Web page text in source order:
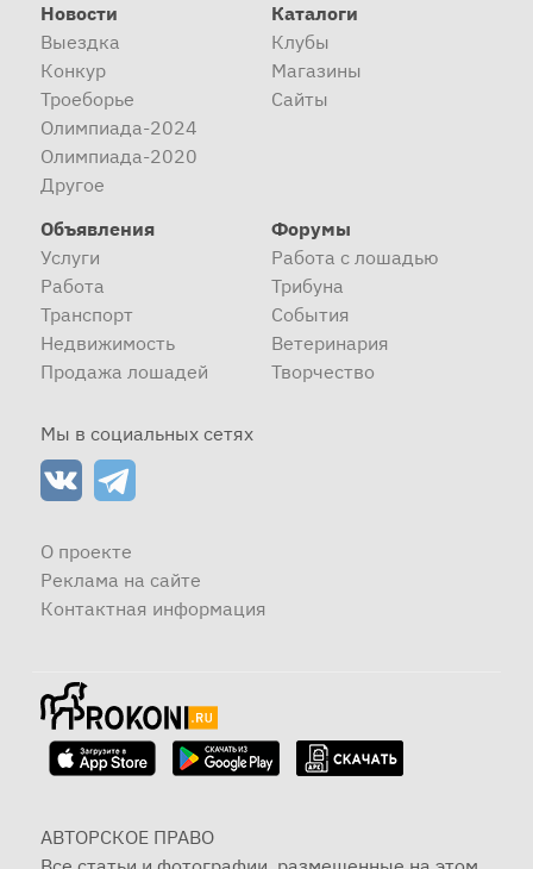
Новости
Выездка
Конкур
Троеборье
Олимпиада-2024
Олимпиада-2020
Другое
Каталоги
Клубы
Магазины
Сайты
Объявления
Услуги
Работа
Транспорт
Недвижимость
Продажа лошадей
Форумы
Работа с лошадью
Трибуна
События
Ветеринария
Творчество
Мы в социальных сетях
О проекте
Реклама на сайте
Контактная информация
АВТОРСКОЕ ПРАВО